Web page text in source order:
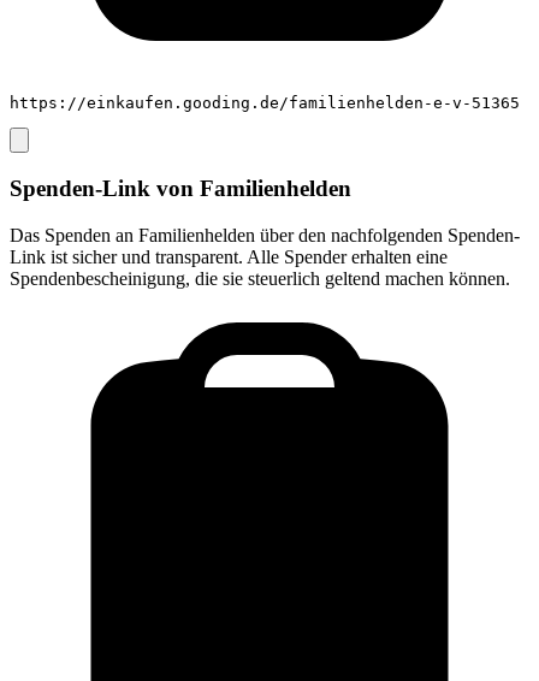
https://einkaufen.gooding.de/familienhelden-e-v-51365
Spenden-Link von Familienhelden
Das Spenden an Familienhelden über den nachfolgenden Spenden-
Link ist sicher und transparent. Alle Spender erhalten eine
Spendenbescheinigung, die sie steuerlich geltend machen können.